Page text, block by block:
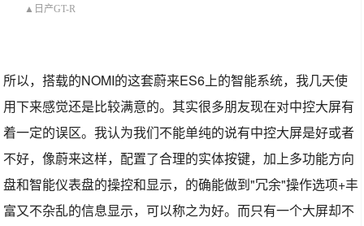
▲日产GT-R
所以，搭载的NOMI的这套蔚来ES6上的智能系统，我几天使
用下来感觉还是比较满意的。其实很多朋友现在对中控大屏有
着一定的误区。我认为我们不能单纯的说有中控大屏是好或者
不好，像蔚来这样，配置了合理的实体按键，加上多功能方向
盘和智能仪表盘的操控和显示，的确能做到"冗余"操作选项+丰
富又不杂乱的信息显示，可以称之为好。而只有一个大屏却不